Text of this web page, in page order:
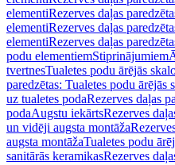
elementiRezerves daļas
elementiRezerves daļas
elementiRezerves daļas
podu elementiemStiprinājumiem
tvertnesTualetes podu ārējās
paredzētas: Tualetes podu ārējās
uz tualetes podaRezerves daļas
podaAugstu iekārtsRezerves
un vidēji augsta montāža
augsta montāžaTualetes podu
sanitārās keramikasRezerves